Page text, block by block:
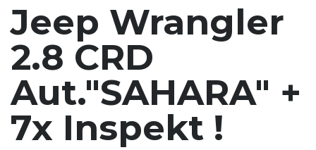
Jeep Wrangler
2.8 CRD
Aut."SAHARA" +
7x Inspekt !